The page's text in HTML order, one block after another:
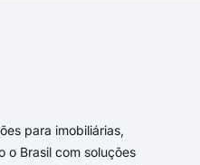
para imobiliárias,
o Brasil com soluções